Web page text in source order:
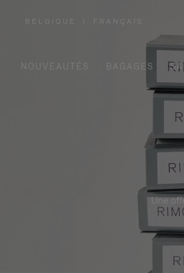
BELGIQUE
,
FRANÇAIS
NOUVEAUTÉS BAGAGES
Une